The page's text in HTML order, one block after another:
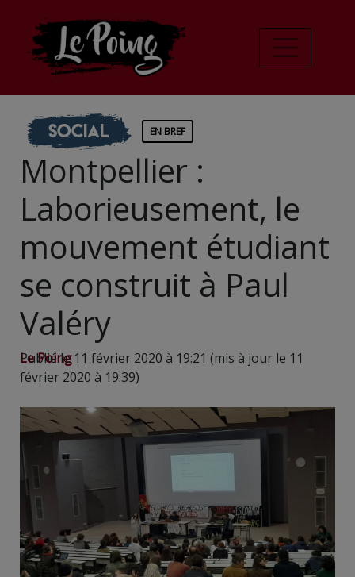
Social EN BREF
Montpellier :
Laborieusement, le
mouvement étudiant
se construit à Paul
Valéry
Le Poing
Publié le 11 février 2020 à 19:21 (mis à jour le 11
février 2020 à 19:39)